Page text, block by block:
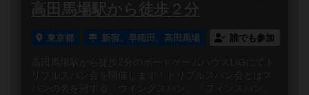
高田馬場駅から徒歩２分
東京都 新宿、早稲田、高田馬場 誰でも参加
高田馬場駅から徒歩2分のボードゲームハウスLIGにてト
リプルスパン会を開催します！トリプルスパン会とはス
パンの名を冠する「ウイングスパン」「フィンスパン」